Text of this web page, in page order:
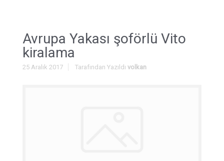
Avrupa Yakası şoförlü Vito
kiralama
25 Aralık 2017 Tarafından Yazıldı volkan